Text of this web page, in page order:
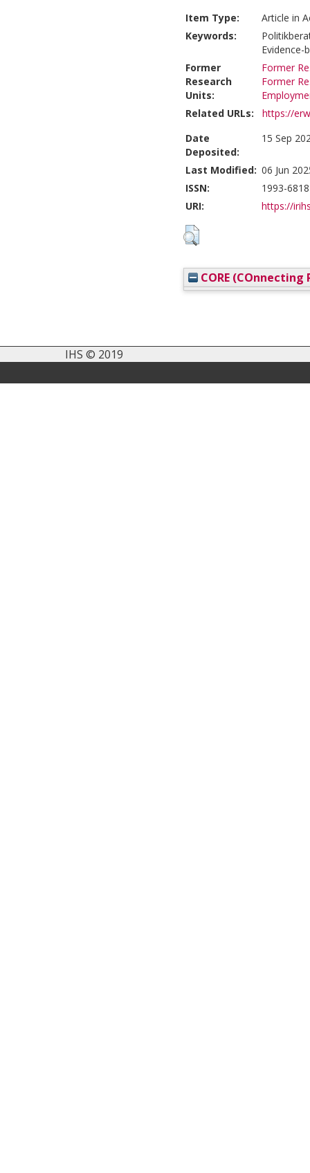
Item Type:
Article in
Keywords:
Evidence-
Former
Research
Units:
Former
Former
Related URLs:
https://
Date
Deposited:
15 Sep
Last Modified: 06 Jun
ISSN:
1993-6818
URI:
https://
CORE (COnnecting
IHS © 2019